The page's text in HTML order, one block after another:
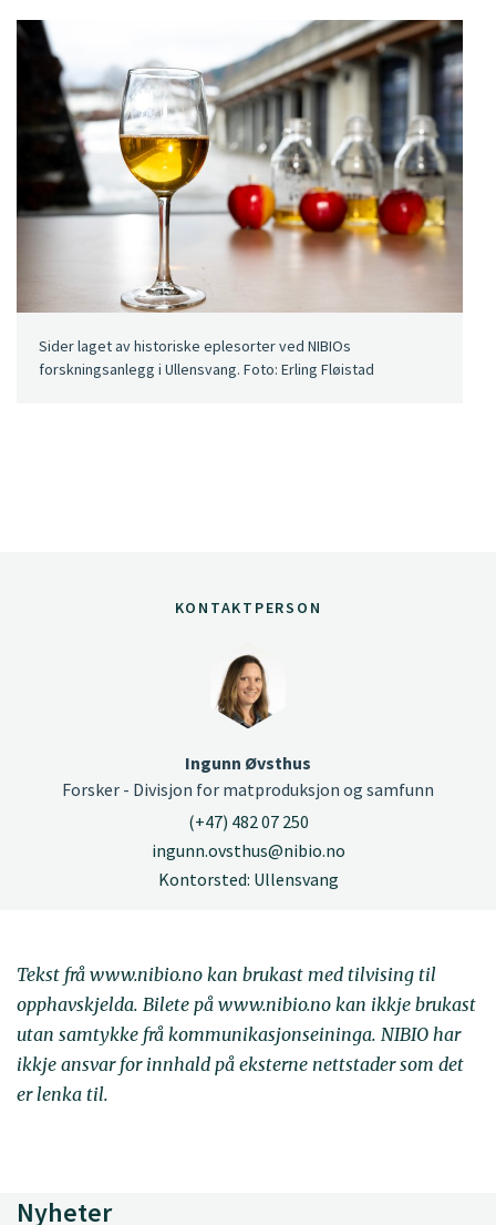
Sider laget av historiske eplesorter ved NIBIOs
forskningsanlegg i Ullensvang. Foto: Erling Fløistad
KONTAKTPERSON
Ingunn Øvsthus
Forsker - Divisjon for matproduksjon og samfunn
(+47) 482 07 250
ingunn.ovsthus@nibio.no
Kontorsted: Ullensvang
Tekst frå www.nibio.no kan brukast med tilvising til
opphavskjelda. Bilete på www.nibio.no kan ikkje brukast
utan samtykke frå kommunikasjonseininga. NIBIO har
ikkje ansvar for innhald på eksterne nettstader som det
er lenka til.
Nyheter